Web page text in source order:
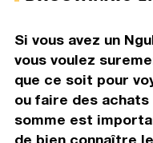
Si vous avez un
vous voulez
que ce soit pour
ou faire des
somme est
de bien connaître